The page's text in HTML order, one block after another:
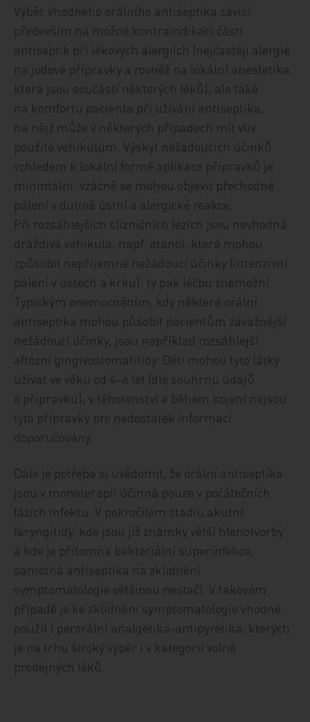
Výběr vhodného orálního antiseptika závisí
především na možné kontraindikaci části
antiseptik při lékových alergiích (nejčastěji alergie
na jodové přípravky a rovněž na lokální anestetika,
která jsou součástí některých léků), ale také
na komfortu pacienta při užívání antiseptika,
na nějž může v některých případech mít vliv
použité vehikulum. Výskyt nežádoucích účinků
vzhledem k lokální formě aplikace přípravků je
minimální, vzácně se mohou objevit přechodné
pálení v dutině ústní a alergické reakce.
Při rozsáhlejších slizničních lézích jsou nevhodná
dráždivá vehikula, např. etanol, která mohou
způsobit nepříjemné nežádoucí účinky (intenzivní
pálení v ústech a krku), ty pak léčbu znemožní.
Typickým onemocněním, kdy některá orální
antiseptika mohou působit pacientům závažnější
nežádoucí účinky, jsou například rozsáhlejší
aftózní gingivostomatitidy. Děti mohou tyto látky
užívat ve věku od 4–6 let (dle souhrnu údajů
o přípravku), v těhotenství a během kojení nejsou
tyto přípravky pro nedostatek informací
doporučovány.
Dále je potřeba si uvědomit, že orální antiseptika
jsou v monoterapii účinná pouze v počátečních
fázích infektu. V pokročilém stadiu akutní
faryngitidy, kde jsou již známky větší hlenotvorby
a kde je přítomna bakteriální superinfekce,
samotná antiseptika na zklidnění
symptomatologie většinou nestačí. V takovém
případě je ke zklidnění symptomatologie vhodné
použít i perorální analgetika-antipyretika, kterých
je na trhu široký výběr i v kategorii volně
prodejných léků.